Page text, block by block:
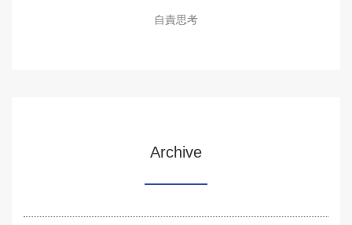
自責思考
Archive